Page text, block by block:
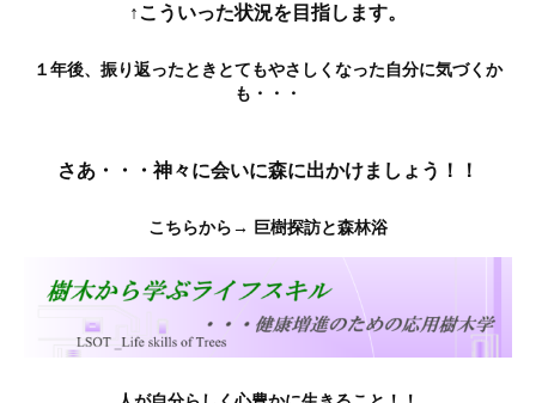
↑こういった状況を目指します。
１年後、振り返ったときとてもやさしくなった自分に気づくか
も・・・
さあ・・・神々に会いに森に出かけましょう！！
こちらから→ 巨樹探訪と森林浴